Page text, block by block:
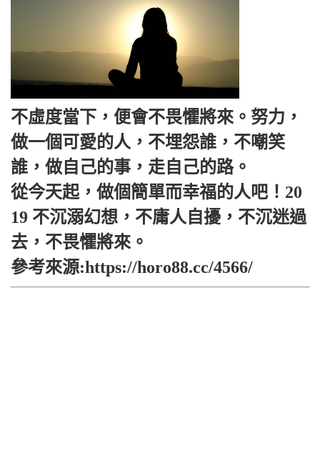
不虛度當下，便會不畏懼將來。努力，
做一個可愛的人，不埋怨誰，不嘲笑
誰，做自己的事，走自己的路。
從今天起，做個簡單而幸福的人吧！20
19 不沉溺幻想，不庸人自擾，不沉迷過
去，不畏懼將來。
參考來源:https://horo88.cc/4566/